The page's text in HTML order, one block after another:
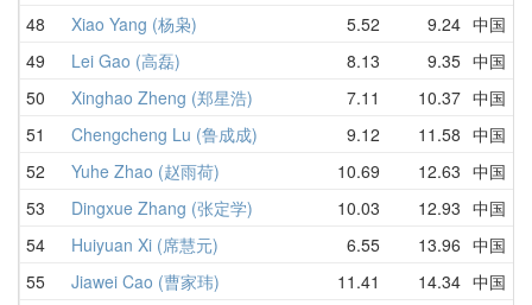
48 Xiao Yang (杨枭) 5.52 9.24 中国
49 Lei Gao (高磊) 8.13 9.35 中国
50 Xinghao Zheng (郑星浩) 7.11 10.37 中国
51 Chengcheng Lu (鲁成成) 9.12 11.58 中国
52 Yuhe Zhao (赵雨荷) 10.69 12.63 中国
53 Dingxue Zhang (张定学) 10.03 12.93 中国
54 Huiyuan Xi (席慧元) 6.55 13.96 中国
55 Jiawei Cao (曹家玮) 11.41 14.34 中国